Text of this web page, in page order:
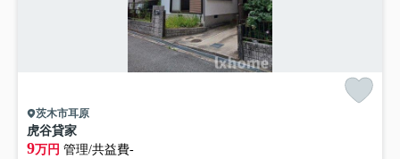
茨木市耳原
虎谷貸家
9万円 管理/共益費-